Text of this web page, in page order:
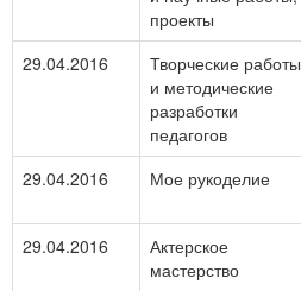
проекты
29.04.2016
Творческие работы
и методические
разработки
педагогов
29.04.2016 Мое рукоделие
29.04.2016
Актерское
мастерство